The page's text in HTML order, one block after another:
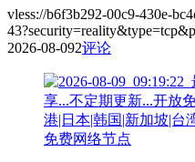
vless://b6f3b292-00c9-430e-
2026-08-092评论
免费网络节点